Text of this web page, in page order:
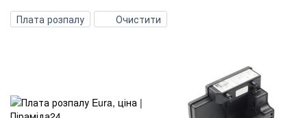
Плата розпалу Очистити